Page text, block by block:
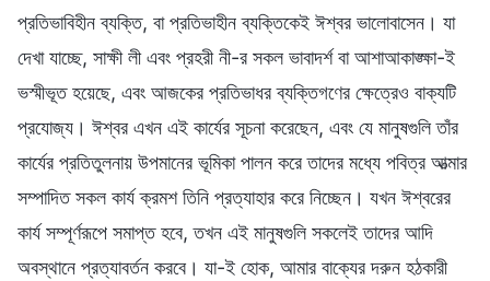
প্রতিভাবিহীন ব্যক্তি, বা প্রতিভাহীন ব্যক্তিকেই ঈশ্বর ভালোবাসেন। যা
দেখা যাচ্ছে, সাক্ষী লী এবং প্রহরী নী-র সকল ভাবাদর্শ বা আশাআকাঙ্ক্ষা-ই
ভস্মীভূত হয়েছে, এবং আজকের প্রতিভাধর ব্যক্তিগণের ক্ষেত্রেও বাক্যটি
প্রযোজ্য। ঈশ্বর এখন এই কার্যের সূচনা করেছেন, এবং যে মানুষগুলি তাঁর
কার্যের প্রতিতুলনায় উপমানের ভূমিকা পালন করে তাদের মধ্যে পবিত্র আত্মার
সম্পাদিত সকল কার্য ক্রমশ তিনি প্রত্যাহার করে নিচ্ছেন। যখন ঈশ্বরের
কার্য সম্পূর্ণরূপে সমাপ্ত হবে, তখন এই মানুষগুলি সকলেই তাদের আদি
অবস্থানে প্রত্যাবর্তন করবে। যা-ই হোক, আমার বাক্যের দরুন হঠকারী